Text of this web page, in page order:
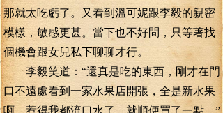
那就太吃虧了。又看到溫可妮跟李毅的親密
模樣，敏感更甚。當下也不好問，只等著找
個機會跟女兒私下聊聊才行。
李毅笑道：“還真是吃的東西，剛才在門
口不遠處看到一家水果店開張，全是新水果
啊，惹得我都流口水了，就順便買了一點。”